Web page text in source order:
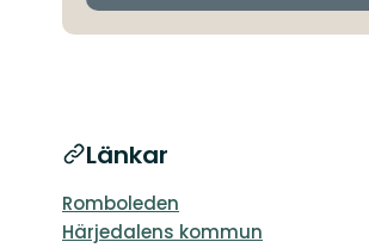
Länkar
Romboleden
Härjedalens kommun